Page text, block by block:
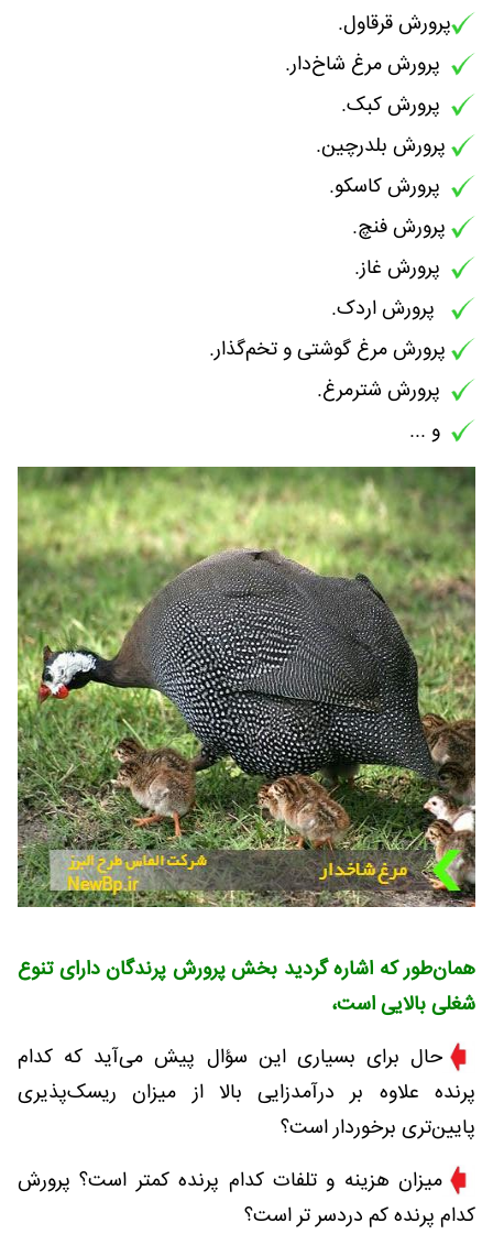
پرورش قرقاول.
پرورش مرغ شاخ‌دار.
پرورش کبک.
پرورش بلدرچین.
پرورش کاسکو.
پرورش فنچ.
پرورش غاز.
پرورش اردک.
پرورش مرغ گوشتی و تخم‌گذار.
پرورش شترمرغ.
و ...
همان‌طور که اشاره گردید بخش پرورش پرندگان دارای تنوع
شغلی بالایی است،
حال برای بسیاری این سؤال پیش می‌آید که کدام
پرنده علاوه بر درآمدزایی بالا از میزان ریسک‌پذیری
پایین‌تری برخوردار است؟
میزان هزینه و تلفات کدام پرنده کمتر است؟ پرورش
کدام پرنده کم دردسر تر است؟